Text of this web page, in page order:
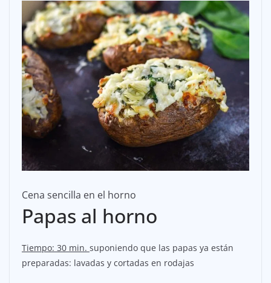
Cena sencilla en el horno
Papas al horno
Tiempo: 30 min. suponiendo que las papas ya están
preparadas: lavadas y cortadas en rodajas